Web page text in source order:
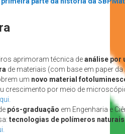
aprimoram técnica deanálise por
de materiais (com base em paper da
um novo material
crescimento por meio de
pós-graduação em Engenharia e
tecnologias de polímeros naturais